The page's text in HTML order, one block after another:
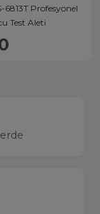
6813T Profesyonel
Test Aleti